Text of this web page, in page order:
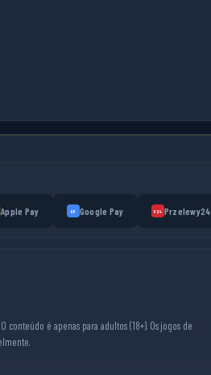
Apple Pay GP Google Pay P24 Przelewy24
conteúdo é apenas para adultos (18+). Os jogos de